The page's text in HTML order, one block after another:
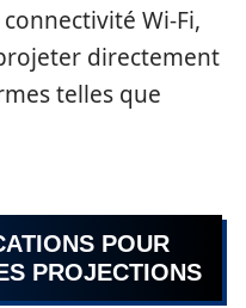
Wi-Fi,
directement
telles que
POUR
PROJECTIONS